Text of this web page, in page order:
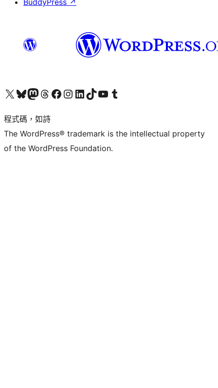
BuddyPress ↗
查看我們的 X (之前的 Twitter) 帳號造訪我們的 Bluesky 帳號造訪我們的 Mastodon 帳號造訪我們的 Threads 帳號 造訪我們的 Facebook 粉絲專頁Visit our Instagram account
Visit our LinkedIn account
造訪我們的 TikTok 帳號Visit our YouTube channel
造訪我們的 Tumblr 帳號
程式碼，如詩
The WordPress® trademark is the intellectual property
of the WordPress Foundation.